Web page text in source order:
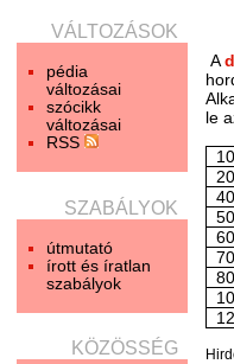
VÁLTOZÁSOK
pédia
változásai
szócikk
változásai
RSS
SZABÁLYOK
útmutató
írott és íratlan
szabályok
KÖZÖSSÉG
A
le